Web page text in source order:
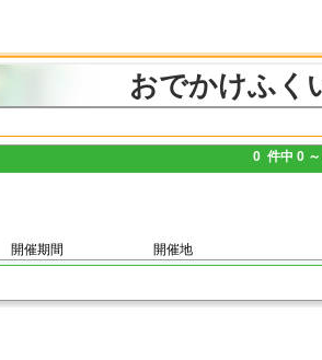
おでかけふく
0 件中 0 ～
開催期間 開催地